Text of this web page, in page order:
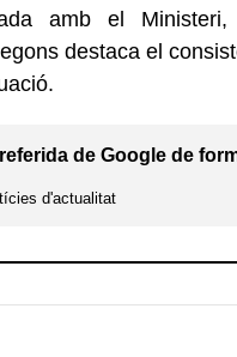
amb el Ministeri,
destaca el
de Google de
d'actualitat